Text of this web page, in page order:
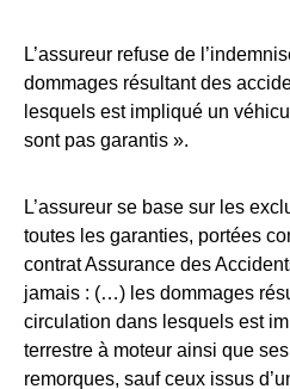
L’assureur refuse de
dommages résultant des
lesquels est impliqué un
sont pas garantis ».
L’assureur se base sur les
toutes les garanties, portées
contrat Assurance des
jamais : (…) les dommages
circulation dans lesquels est
terrestre à moteur ainsi que
remorques, sauf ceux issus